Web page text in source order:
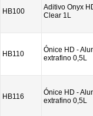
HB100
Aditivo Onyx
Clear 1L
HB110
Ónice HD -
extrafino 0,5L
HB116
Ónice HD -
extrafino 0,5L